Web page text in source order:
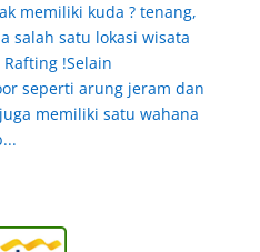
memiliki kuda ? tenang,
salah satu lokasi wisata
!Selain
seperti arung jeram dan
memiliki satu wahana